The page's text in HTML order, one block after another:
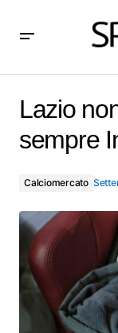
Lazio
sempre
Calciomercato